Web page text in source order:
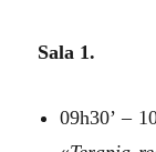
Sala 1.
09h30’ –